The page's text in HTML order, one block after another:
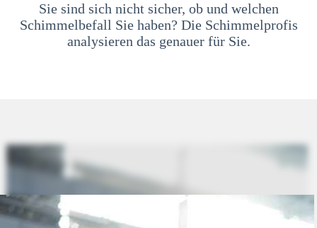
Sie sind sich nicht sicher, ob und welchen
Schimmelbefall Sie haben? Die Schimmelprofis
analysieren das genauer für Sie.